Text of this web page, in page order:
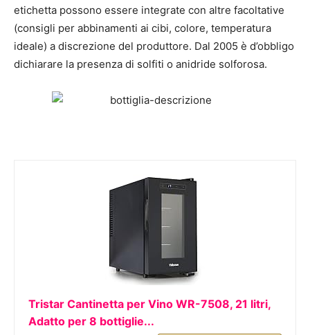
etichetta possono essere integrate con altre facoltative
(consigli per abbinamenti ai cibi, colore, temperatura
ideale) a discrezione del produttore. Dal 2005 è d’obbligo
dichiarare la presenza di solfiti o anidride solforosa.
Tristar Cantinetta per Vino WR-7508, 21 litri,
Adatto per 8 bottiglie...